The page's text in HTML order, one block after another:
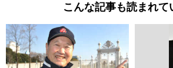
こんな記事も読まれて